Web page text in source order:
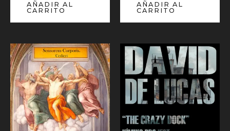
AÑADIR AL
CARRITO
AÑADIR AL
CARRITO